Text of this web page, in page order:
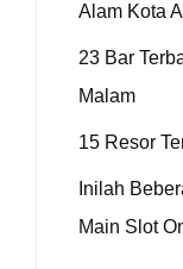
Alam Kota
23 Bar
Malam
15 Resor
Inilah
Main Slot